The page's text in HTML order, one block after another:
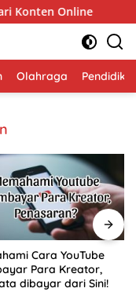
Konten Online
Olahraga
Cara YouTube
Para Kreator,
dibayar dari Sini!